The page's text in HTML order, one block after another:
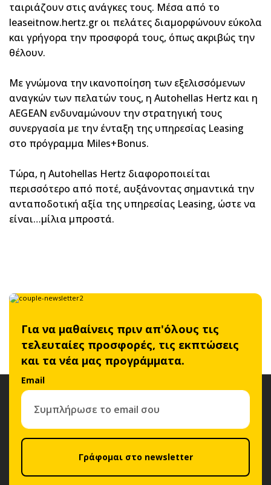
ταιριάζουν στις ανάγκες τους. Μέσα από το
leaseitnow.hertz.gr oι πελάτες διαμορφώνουν εύκολα
και γρήγορα την προσφορά τους, όπως ακριβώς την
θέλουν.
Με γνώμονα την ικανοποίηση των εξελισσόμενων
αναγκών των πελατών τους, η Autohellas Hertz και η
AEGEAN ενδυναμώνουν την στρατηγική τους
συνεργασία με την ένταξη της υπηρεσίας Leasing
στο πρόγραμμα Miles+Bonus.
Τώρα, η Autohellas Hertz διαφοροποιείται
περισσότερο από ποτέ, αυξάνοντας σημαντικά την
ανταποδοτική αξία της υπηρεσίας Leasing, ώστε να
είναι…μίλια μπροστά.
Για να μαθαίνεις πριν απ'όλους τις
τελευταίες προσφορές, τις εκπτώσεις
και τα νέα μας προγράμματα.
Email
Γράφομαι στο newsletter